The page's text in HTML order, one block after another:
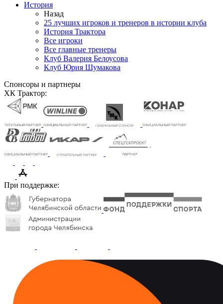
История
Назад
25 лучших игроков и тренеров в истории клуба
История Трактора
Все игроки
Все главные тренеры
Клуб Валерия Белоусова
Клуб Юрия Шумакова
Спонсоры и партнеры
ХК Трактор:
При поддержке: